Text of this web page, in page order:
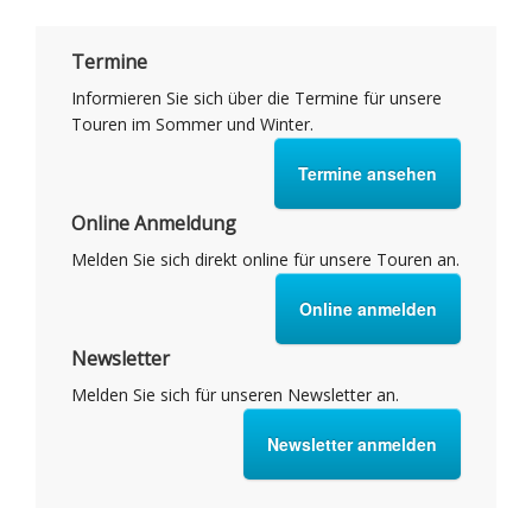
Termine
Informieren Sie sich über die Termine für unsere
Touren im Sommer und Winter.
Termine ansehen
Online Anmeldung
Melden Sie sich direkt online für unsere Touren an.
Online anmelden
Newsletter
Melden Sie sich für unseren Newsletter an.
Newsletter anmelden